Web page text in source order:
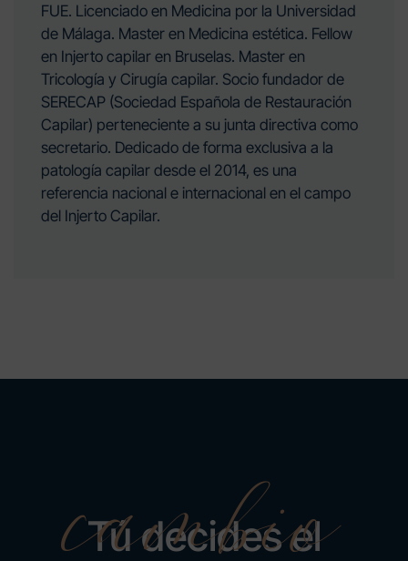
FUE. Licenciado en Medicina por la Universidad
de Málaga. Master en Medicina estética. Fellow
en Injerto capilar en Bruselas. Master en
Tricología y Cirugía capilar. Socio fundador de
SERECAP (Sociedad Española de Restauración
Capilar) perteneciente a su junta directiva como
secretario. Dedicado de forma exclusiva a la
patología capilar desde el 2014, es una
referencia nacional e internacional en el campo
del Injerto Capilar.
Tú decides el